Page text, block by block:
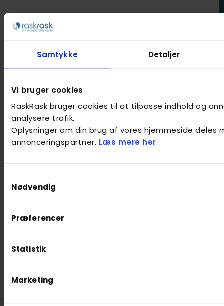
Samtykke Detaljer
Vi bruger cookies
RaskRask bruger cookies til at tilpasse indhold og
analysere trafik.
Oplysninger om din brug af vores hjemmeside deles
annonceringspartner. Læs mere her
Nødvendig
Præferencer
Statistik
Marketing